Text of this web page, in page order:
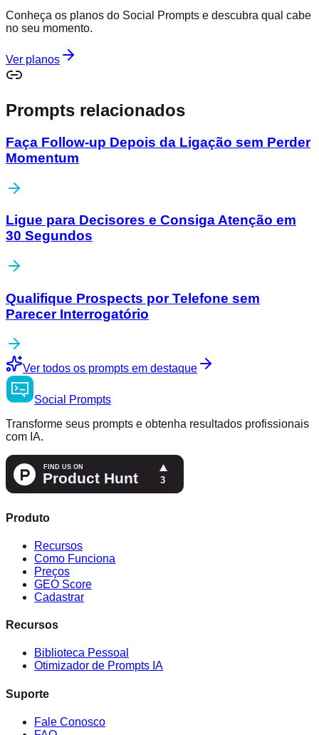
Conheça os planos do Social Prompts e descubra qual cabe
no seu momento.
Ver planos
Prompts relacionados
Faça Follow-up Depois da Ligação sem Perder
Momentum
Ligue para Decisores e Consiga Atenção em
30 Segundos
Qualifique Prospects por Telefone sem
Parecer Interrogatório
Ver todos os prompts em destaque
Social
Prompts
Transforme seus prompts e obtenha resultados profissionais
com IA.
Produto
Recursos
Como Funciona
Preços
GEO Score
Cadastrar
Recursos
Biblioteca Pessoal
Otimizador de Prompts IA
Suporte
Fale Conosco